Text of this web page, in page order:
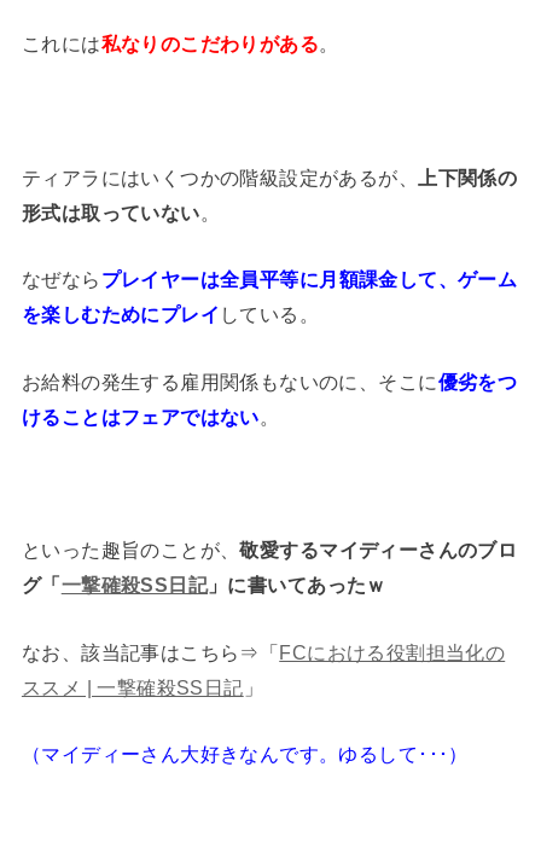
これには私なりのこだわりがある。
ティアラにはいくつかの階級設定があるが、
上下関係の
形式は取っていない。
なぜなら プレイヤーは全員平等に月額課金して、ゲーム
を楽しむためにプレイ している。
お給料の発生する雇用関係もないのに、そこに優劣をつ
けることはフェアではない。
といった趣旨のことが、敬愛するマイディーさんのブロ
グ「 一撃確殺SS日記」に書いてあったｗ
なお、該当記事はこちら⇒「FCにおける役割担当化の
ススメ | 一撃確殺SS日記 」
（マイディーさん大好きなんです。ゆるして･･･）